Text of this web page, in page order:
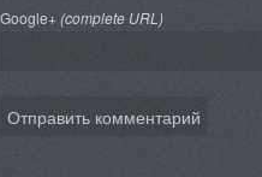
Google+(complete URL)